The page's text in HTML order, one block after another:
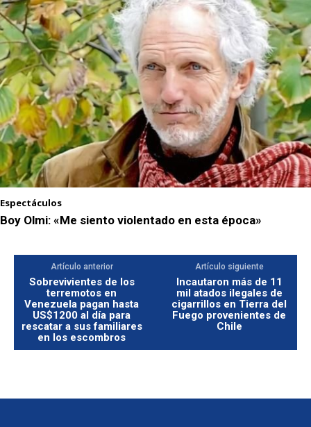
Espectáculos
Boy Olmi: «Me siento violentado en esta época»
Artículo anterior
Sobrevivientes de los
terremotos en
Venezuela pagan hasta
US$1200 al día para
rescatar a sus familiares
en los escombros
Artículo siguiente
Incautaron más de 11
mil atados ilegales de
cigarrillos en Tierra del
Fuego provenientes de
Chile